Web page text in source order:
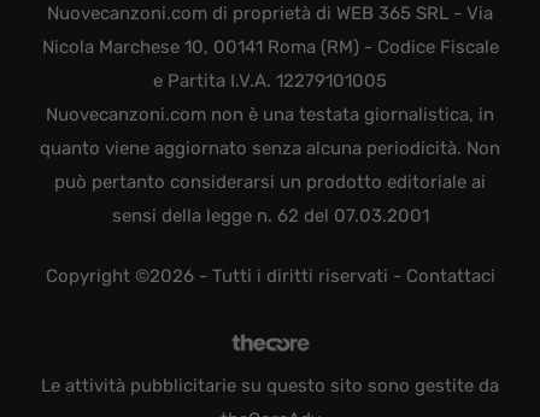
Nuovecanzoni.com di proprietà di WEB 365 SRL - Via
Nicola Marchese 10, 00141 Roma (RM) - Codice Fiscale
e Partita I.V.A. 12279101005
Nuovecanzoni.com non è una testata giornalistica, in
quanto viene aggiornato senza alcuna periodicità. Non
può pertanto considerarsi un prodotto editoriale ai
sensi della legge n. 62 del 07.03.2001
Copyright ©2026 - Tutti i diritti riservati - Contattaci
Le attività pubblicitarie su questo sito sono gestite da